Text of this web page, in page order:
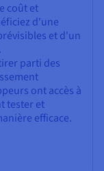
coût et
d'une
et d'un
parti des
ont accès à
tester et
efficace.